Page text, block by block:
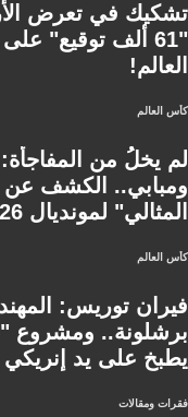
تشكيك في تعرض
"61 ألف توقيع"
العالم!
كأس العالم
لم يخلُ من
ومبابي.. الكشف عن
المثالي" لمونديال 2026
كأس العالم
فيران توريس:
برشلونة.. ومشروع
يطبخ على يد إنريكي
فقرات ومقالات